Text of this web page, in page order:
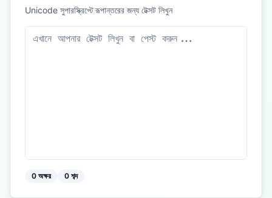
Unicode সুপারস্ক্রিপ্টে রূপান্তরের জন্য টেক্সট লিখুন
0 অক্ষর 0 শব্দ